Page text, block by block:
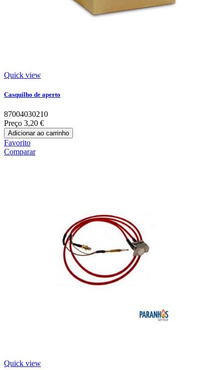
Quick view
Casquilho de aperto
87004030210
Preço 3,20 €
Adicionar ao carrinho
Favorito
Comparar
Quick view